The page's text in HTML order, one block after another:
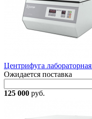
Центрифуга
Ожидается поставка
125 000 руб.